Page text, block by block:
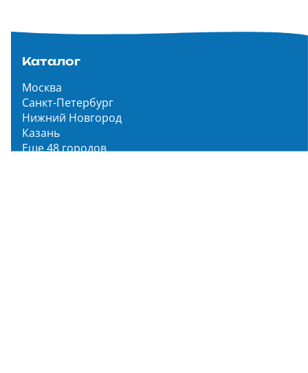
Каталог
Москва
Санкт-Петербург
Нижний Новгород
Казань
Еще 48 городов